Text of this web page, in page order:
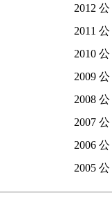
2012
2011
2010
2009
2008
2007
2006
2005